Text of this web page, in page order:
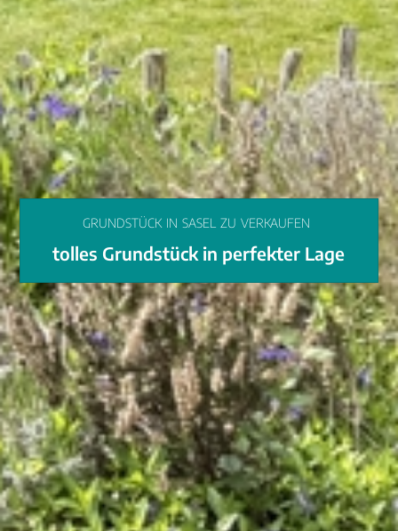
GRUNDSTÜCK IN SASEL ZU VERKAUFEN
tolles Grundstück in perfekter Lage